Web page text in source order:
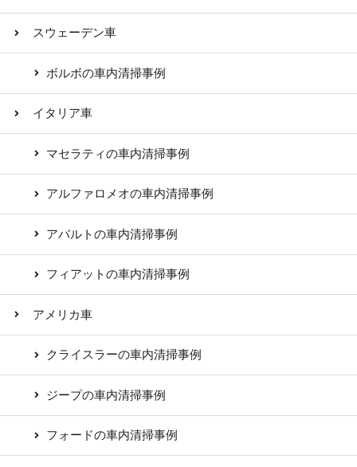
スウェーデン車
ボルボの車内清掃事例
イタリア車
マセラティの車内清掃事例
アルファロメオの車内清掃事例
アバルトの車内清掃事例
フィアットの車内清掃事例
アメリカ車
クライスラーの車内清掃事例
ジープの車内清掃事例
フォードの車内清掃事例